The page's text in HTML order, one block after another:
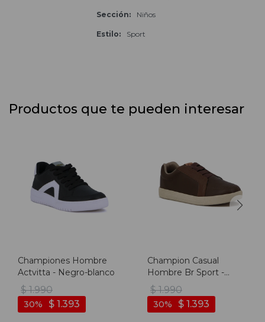
Sección Niños
Estilo Sport
Productos que te pueden interesar
Championes Hombre
Actvitta - Negro-blanco
$ 1.990
$ 1.393
30
Champion Casual
Hombre Br Sport -
Camel
$ 1.990
$ 1.393
30